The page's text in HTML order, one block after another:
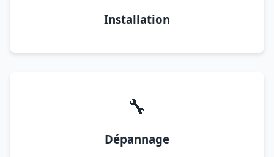
Installation
🔧
Dépannage